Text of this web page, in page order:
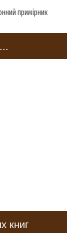
примірник
книг